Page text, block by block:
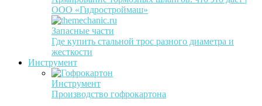
ООО «Гидростроймаш»
Запасные части
Где купить стальной трос разного диаметра и
жесткости
Инструмент
Инструмент
Производство гофрокартона